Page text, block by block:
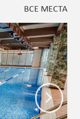
ВСЕ МЕСТА